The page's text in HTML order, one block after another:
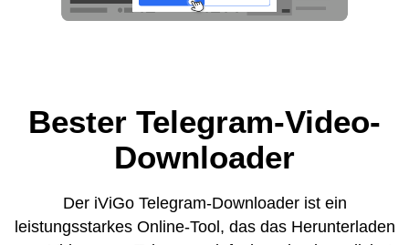
Bester Telegram-Video-
Downloader
Der iViGo Telegram-Downloader ist ein
leistungsstarkes Online-Tool, das das Herunterladen